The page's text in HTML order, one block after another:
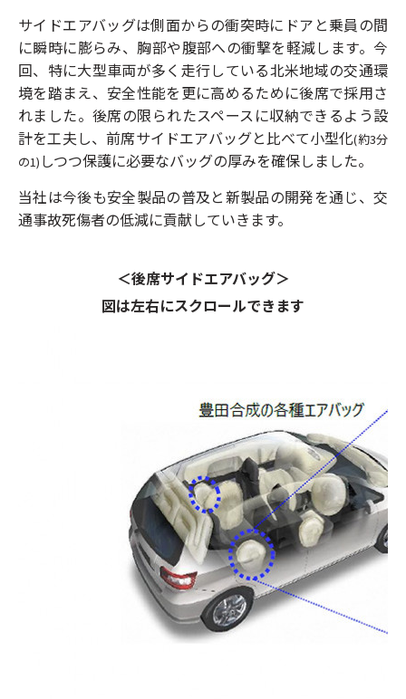
サイドエアバッグは側面からの衝突時にドアと乗員の間
に瞬時に膨らみ、胸部や腹部への衝撃を軽減します。今
回、特に大型車両が多く走行している北米地域の交通環
境を踏まえ、安全性能を更に高めるために後席で採用さ
れました。後席の限られたスペースに収納できるよう設
計を工夫し、前席サイドエアバッグと比べて小型化(約3分
の1) しつつ保護に必要なバッグの厚みを確保しました。
当社は今後も安全製品の普及と新製品の開発を通じ、交
通事故死傷者の低減に貢献していきます。
＜後席サイドエアバッグ＞
図は左右にスクロールできます